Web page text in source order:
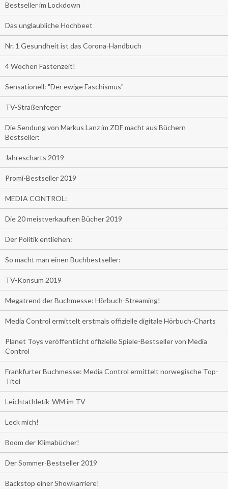
Bestseller im Lockdown
Das unglaubliche Hochbeet
Nr. 1 Gesundheit ist das Corona-Handbuch
4 Wochen Fastenzeit!
Sensationell: "Der ewige Faschismus"
TV-Straßenfeger
Die Sendung von Markus Lanz im ZDF macht aus Büchern
Bestseller:
Jahrescharts 2019
Promi-Bestseller 2019
MEDIA CONTROL:
Die 20 meistverkauften Bücher 2019
Der Politik entliehen:
So macht man einen Buchbestseller:
TV-Konsum 2019
Megatrend der Buchmesse: Hörbuch-Streaming!
Media Control ermittelt erstmals offizielle digitale Hörbuch-Charts
Planet Toys veröffentlicht offizielle Spiele-Bestseller von Media
Control
Frankfurter Buchmesse: Media Control ermittelt norwegische Top-
Titel
Leichtathletik-WM im TV
Leck mich!
Boom der Klimabücher!
Der Sommer-Bestseller 2019
Backstop einer Showkarriere!